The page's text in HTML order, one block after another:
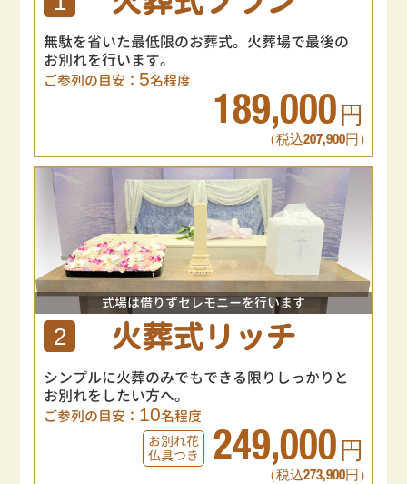
無駄を省いた最低限のお葬式。火葬場で最後の
お別れを行います。
ご参列の目安： 5名程度
189,000 円
（税込207,900円）
式場は借りずセレモニーを行います
2 火葬式リッチ
シンプルに火葬のみでもできる限りしっかりと
お別れをしたい方へ。
ご参列の目安： 10名程度
お別れ花
仏具つき
249,000 円
（税込273,900円）